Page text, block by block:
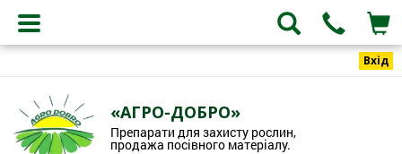
Вхід
«АГРО-ДОБРО»
Препарати для захисту рослин,
продажа посівного матеріалу.